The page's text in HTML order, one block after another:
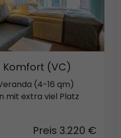
(VC)
(4-16 qm)
mit extra viel Platz
Preis 3.220 €